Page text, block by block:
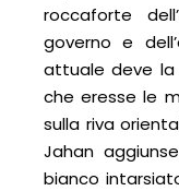
roccaforte
governo e
attuale deve la
che eresse le
sulla riva
Jahan
bianco